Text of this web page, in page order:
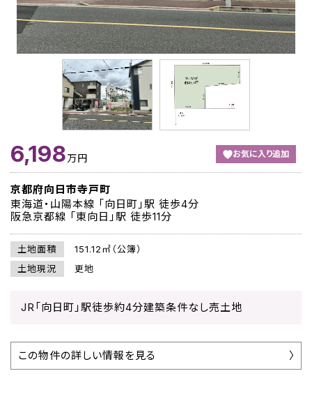
お気に入り追加
6,198万円
京都府向日市寺戸町
東海道・山陽本線 「向日町」駅 徒歩4分
阪急京都線 「東向日」駅 徒歩11分
土地面積
151.12㎡（公簿）
土地現況
更地
JR「向日町」駅徒歩約4分建築条件なし売土地
この物件の詳しい情報を見る